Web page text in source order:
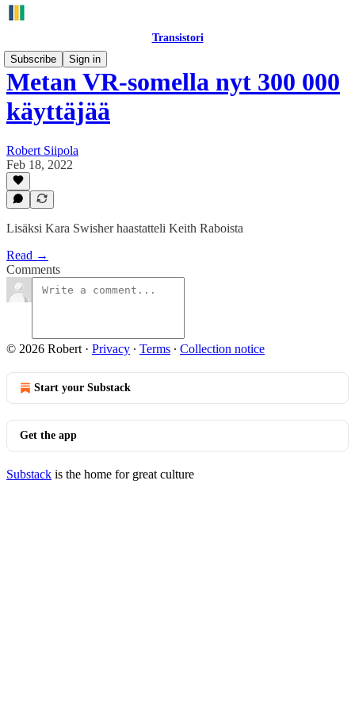
Transistori
Subscribe
Sign in
Metan VR-somella nyt 300 000
käyttäjää
Robert Siipola
Feb 18, 2022
Lisäksi Kara Swisher haastatteli Keith Raboista
Read →
Comments
© 2026 Robert · Privacy ∙ Terms ∙ Collection notice
Start your Substack
Get the app
Substack is the home for great culture